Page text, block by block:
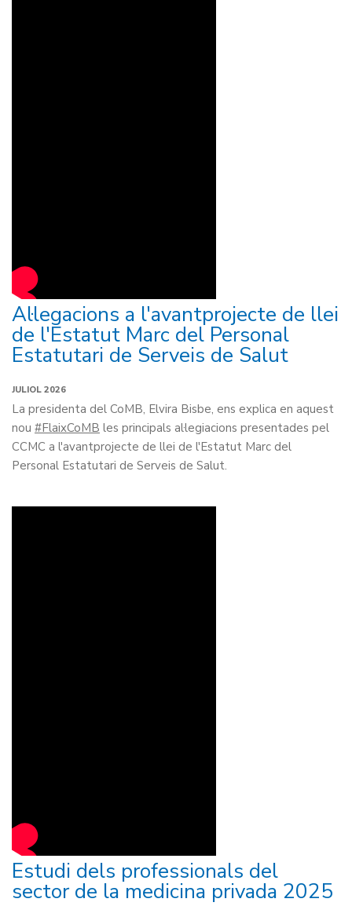
Al·legacions a l'avantprojecte de llei
de l'Estatut Marc del Personal
Estatutari de Serveis de Salut
JULIOL 2026
La presidenta del CoMB, Elvira Bisbe, ens explica en aquest
nou #FlaixCoMB les principals al·legiacions presentades pel
CCMC a l'avantprojecte de llei de l'Estatut Marc del
Personal Estatutari de Serveis de Salut.
Estudi dels professionals del
sector de la medicina privada 2025